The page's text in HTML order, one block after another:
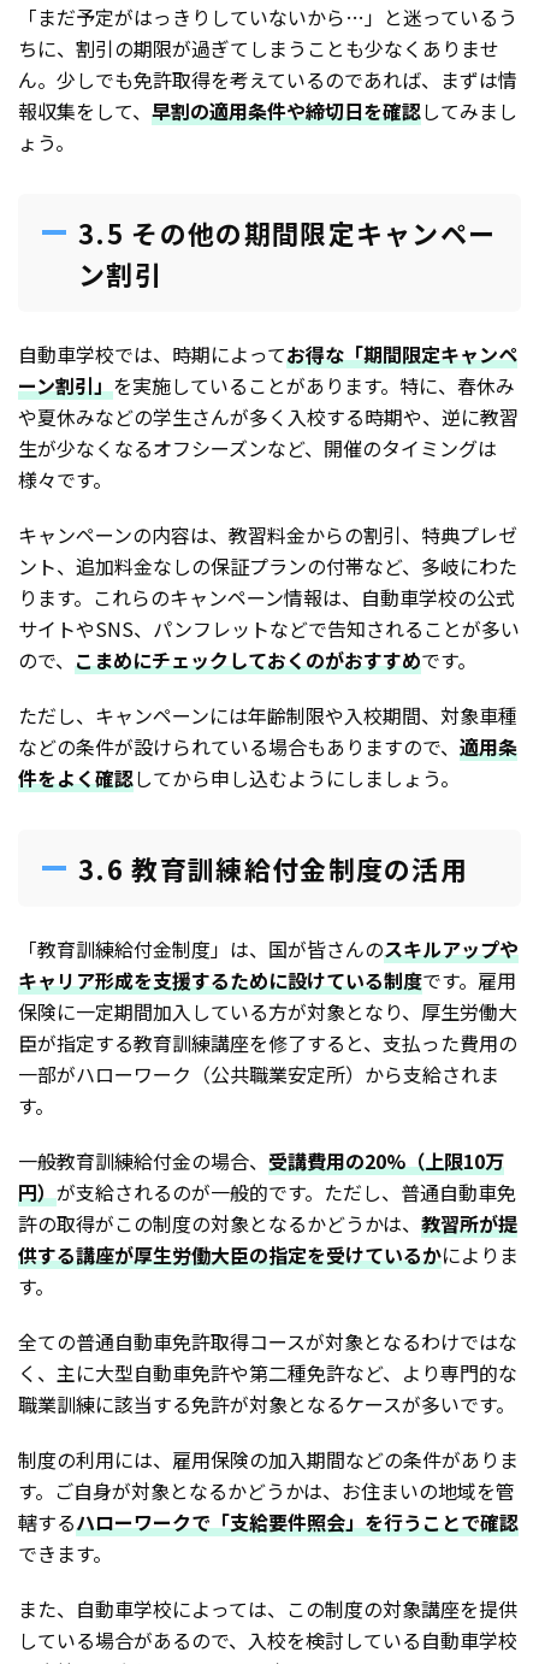
「まだ予定がはっきりしていないから…」と迷っているう
ちに、割引の期限が過ぎてしまうことも少なくありませ
ん。少しでも免許取得を考えているのであれば、まずは情
報収集をして、 早割の適用条件や締切日を確認してみまし
ょう。
3.5 その他の期間限定キャンペー
ン割引
自動車学校では、時期によってお得な「期間限定キャンペ
ーン割引」を実施していることがあります。特に、春休み
や夏休みなどの学生さんが多く入校する時期や、逆に教習
生が少なくなるオフシーズンなど、開催のタイミングは
様々です。
キャンペーンの内容は、教習料金からの割引、特典プレゼ
ント、追加料金なしの保証プランの付帯など、多岐にわた
ります。これらのキャンペーン情報は、自動車学校の公式
サイトやSNS、パンフレットなどで告知されることが多い
ので、 こまめにチェックしておくのがおすすめです。
ただし、キャンペーンには年齢制限や入校期間、対象車種
などの条件が設けられている場合もありますので、 適用条
件をよく確認してから申し込むようにしましょう。
3.6 教育訓練給付金制度の活用
「教育訓練給付金制度」は、国が皆さんのスキルアップや
キャリア形成を支援するために設けている制度です。雇用
保険に一定期間加入している方が対象となり、厚生労働大
臣が指定する教育訓練講座を修了すると、支払った費用の
一部がハローワーク（公共職業安定所）から支給されま
す。
一般教育訓練給付金の場合、 受講費用の20%（上限10万
円）が支給されるのが一般的です。ただし、普通自動車免
許の取得がこの制度の対象となるかどうかは、 教習所が提
供する講座が厚生労働大臣の指定を受けているかによりま
す。
全ての普通自動車免許取得コースが対象となるわけではな
く、主に大型自動車免許や第二種免許など、より専門的な
職業訓練に該当する免許が対象となるケースが多いです。
制度の利用には、雇用保険の加入期間などの条件がありま
す。ご自身が対象となるかどうかは、お住まいの地域を管
轄するハローワークで「支給要件照会」を行うことで確認
できます。
また、自動車学校によっては、この制度の対象講座を提供
している場合があるので、入校を検討している自動車学校